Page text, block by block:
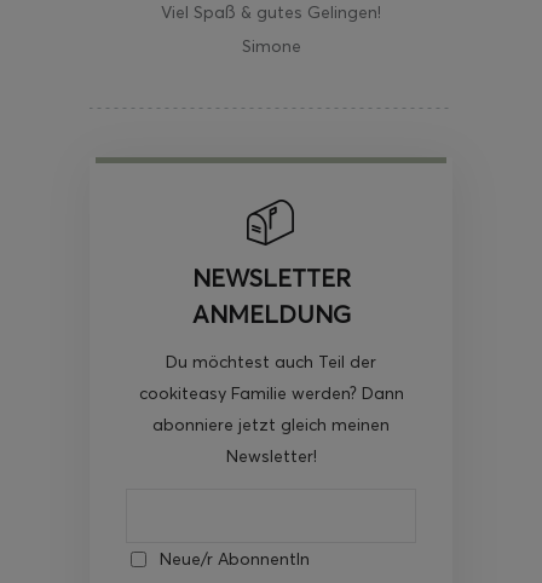
Viel Spaß & gutes Gelingen!
Simone
NEWSLETTER
ANMELDUNG
Du möchtest auch Teil der
cookiteasy Familie werden? Dann
abonniere jetzt gleich meinen
Newsletter!
Neue/r AbonnentIn